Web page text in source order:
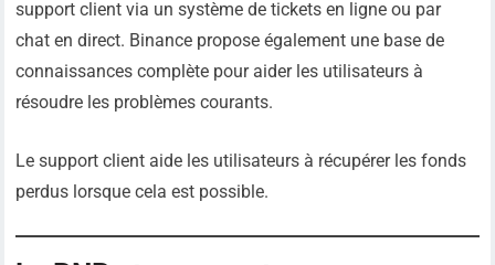
support client via un système de tickets en ligne ou par
chat en direct. Binance propose également une base de
connaissances complète pour aider les utilisateurs à
résoudre les problèmes courants.
Le support client aide les utilisateurs à récupérer les fonds
perdus lorsque cela est possible.